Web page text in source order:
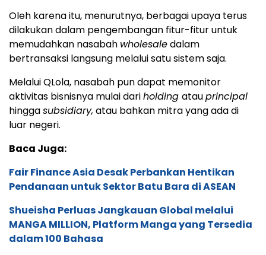
Oleh karena itu, menurutnya, berbagai upaya terus
dilakukan dalam pengembangan fitur-fitur untuk
memudahkan nasabah wholesaledalam
bertransaksi langsung melalui satu sistem saja.
Melalui QLola, nasabah pun dapat memonitor
aktivitas bisnisnya mulai dariholding atauprincipal
hinggasubsidiary, atau bahkan mitra yang ada di
luar negeri.
Baca Juga:
Fair Finance Asia Desak Perbankan Hentikan
Pendanaan untuk Sektor Batu Bara di ASEAN
Shueisha Perluas Jangkauan Global melalui
MANGA MILLION, Platform Manga yang Tersedia
dalam 100 Bahasa